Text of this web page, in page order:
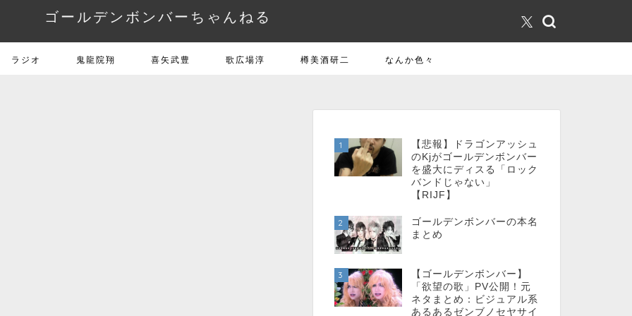
ゴールデンボンバーちゃんねる
ラジオ 鬼龍院翔 喜矢武豊 歌広場淳 樽美酒研二 なんか色々
1
【悲報】ドラゴンアッシュ
のKjがゴールデンボンバー
を盛大にディスる「ロック
バンドじゃない」
【RIJF】
2
ゴールデンボンバーの本名
まとめ
3
【ゴールデンボンバー】
「欲望の歌」PV公開！元
ネタまとめ：ビジュアル系
あるあるゼンブノセヤサイ